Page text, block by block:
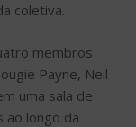
coletiva.
membros
Payne, Neil
uma sala de
ao longo da